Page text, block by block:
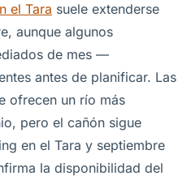
el Tara suele extenderse
aunque algunos
de mes —
antes de planificar. Las
ofrecen un río más
pero el cañón sigue
en el Tara y septiembre
la disponibilidad del